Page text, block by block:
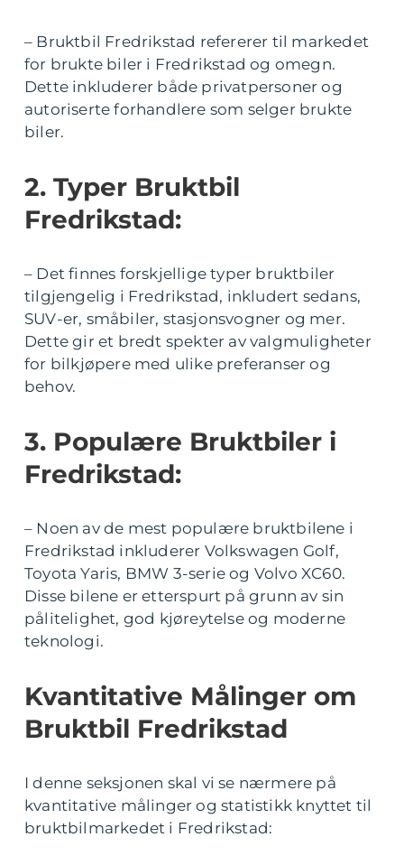
– Bruktbil Fredrikstad refererer til markedet
for brukte biler i Fredrikstad og omegn.
Dette inkluderer både privatpersoner og
autoriserte forhandlere som selger brukte
biler.
2. Typer Bruktbil
Fredrikstad:
– Det finnes forskjellige typer bruktbiler
tilgjengelig i Fredrikstad, inkludert sedans,
SUV-er, småbiler, stasjonsvogner og mer.
Dette gir et bredt spekter av valgmuligheter
for bilkjøpere med ulike preferanser og
behov.
3. Populære Bruktbiler i
Fredrikstad:
– Noen av de mest populære bruktbilene i
Fredrikstad inkluderer Volkswagen Golf,
Toyota Yaris, BMW 3-serie og Volvo XC60.
Disse bilene er etterspurt på grunn av sin
pålitelighet, god kjøreytelse og moderne
teknologi.
Kvantitative Målinger om
Bruktbil Fredrikstad
I denne seksjonen skal vi se nærmere på
kvantitative målinger og statistikk knyttet til
bruktbilmarkedet i Fredrikstad: